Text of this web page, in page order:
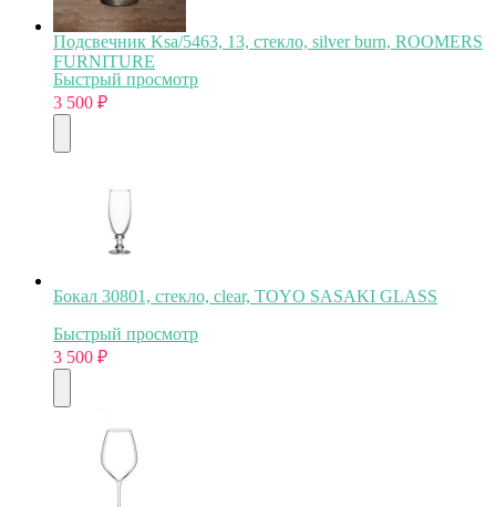
Подсвечник Ksa/5463, 13, стекло, silver burn, ROOMERS
FURNITURE
Быстрый просмотр
3 500 ₽
Бокал 30801, стекло, clear, TOYO SASAKI GLASS
Быстрый просмотр
3 500 ₽